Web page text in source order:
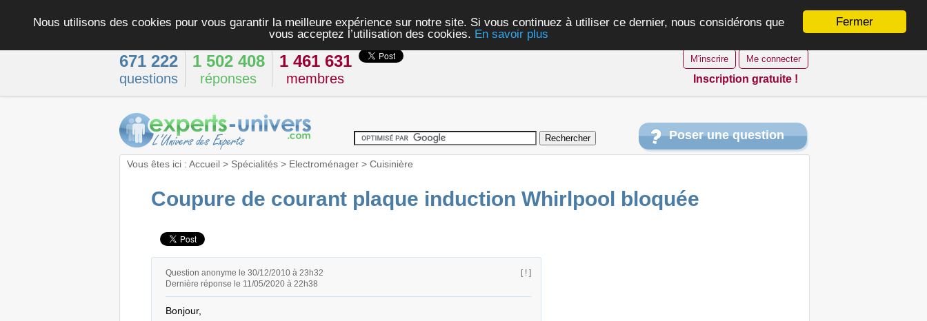
Fermer
Nous utilisons des cookies pour vous garantir la meilleure expérience sur notre site. Si vous continuez à utiliser ce dernier, nous considérons que
vous acceptez l’utilisation des cookies. En savoir plus
671 222
questions
1 502 408
réponses
1 461 631
membres
M'inscrire Me connecter
Inscription gratuite !
Poser une question
Vous êtes ici : Accueil> Spécialités> Electroménager> Cuisinière
Coupure de courant plaque induction Whirlpool bloquée
Question anonyme le 30/12/2010 à 23h32
Dernière réponse le 11/05/2020 à 22h38
[ ! ]
Bonjour,